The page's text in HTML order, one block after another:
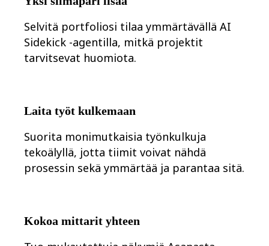
Selvitä portfoliosi tilaa ymmärtävällä AI
Sidekick -agentilla, mitkä projektit
tarvitsevat huomiota.
Laita työt kulkemaan
Suorita monimutkaisia työnkulkuja
tekoälyllä, jotta tiimit voivat nähdä
prosessin sekä ymmärtää ja parantaa sitä.
Kokoa mittarit yhteen